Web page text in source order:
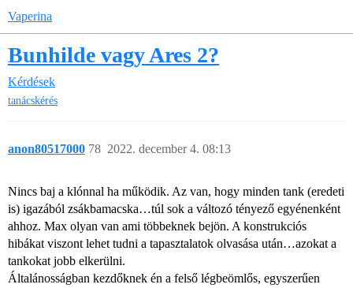
Vaperina
Bunhilde vagy Ares 2?
Kérdések
tanácskérés
anon80517000 2022. december 4. 08:13
78
Nincs baj a klónnal ha működik. Az van, hogy minden tank (eredeti
is) igazából zsákbamacska…túl sok a változó tényező egyénenként
ahhoz. Max olyan van ami többeknek bejön. A konstrukciós
hibákat viszont lehet tudni a tapasztalatok olvasása után…azokat a
tankokat jobb elkerülni.
Általánosságban kezdőknek én a felső légbeömlős, egyszerűen